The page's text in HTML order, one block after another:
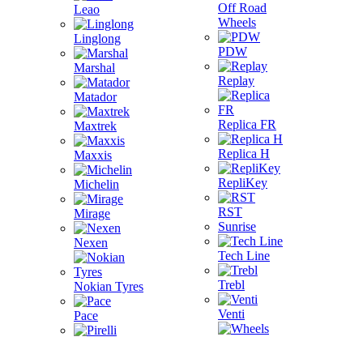
Leao
Linglong
Marshal
Matador
Maxtrek
Maxxis
Michelin
Mirage
Nexen
Nokian Tyres
Pace
Off Road
Wheels
PDW
Replay
Replica FR
Replica H
RepliKey
RST
Sunrise
Tech Line
Trebl
Venti